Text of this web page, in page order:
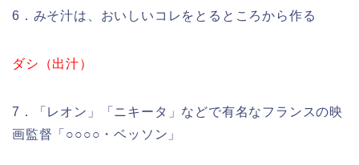
6．みそ汁は、おいしいコレをとるところから作る
ダシ（出汁）
7．「レオン」「ニキータ」などで有名なフランスの映
画監督「○○○○・ベッソン」